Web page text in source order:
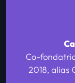
Co-
2018, alias